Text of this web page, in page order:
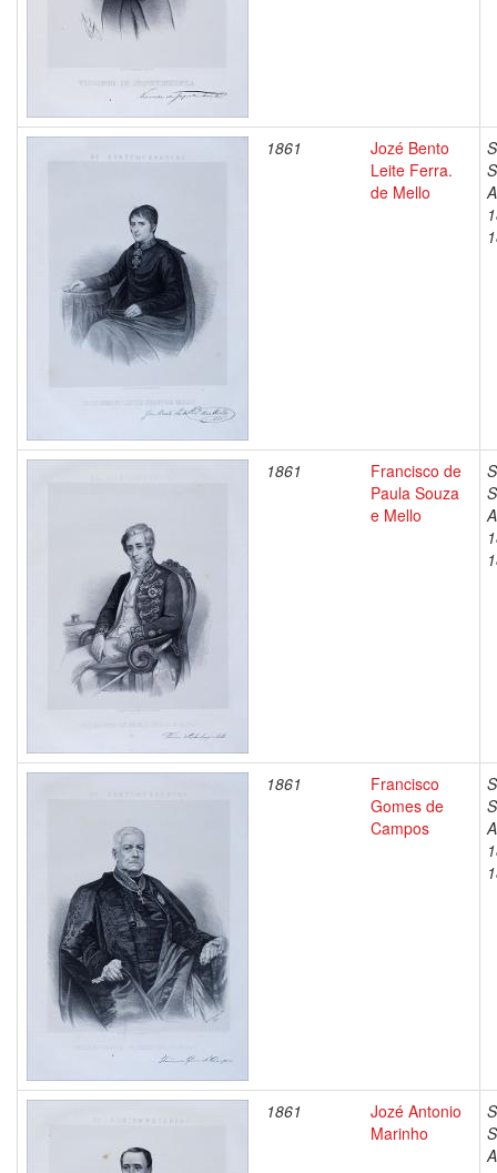
1861
Jozé Bento
Leite Ferra.
de Mello
1861
Francisco de
Paula Souza
e Mello
1861
Francisco
Gomes de
Campos
1861
Jozé Antonio
Marinho